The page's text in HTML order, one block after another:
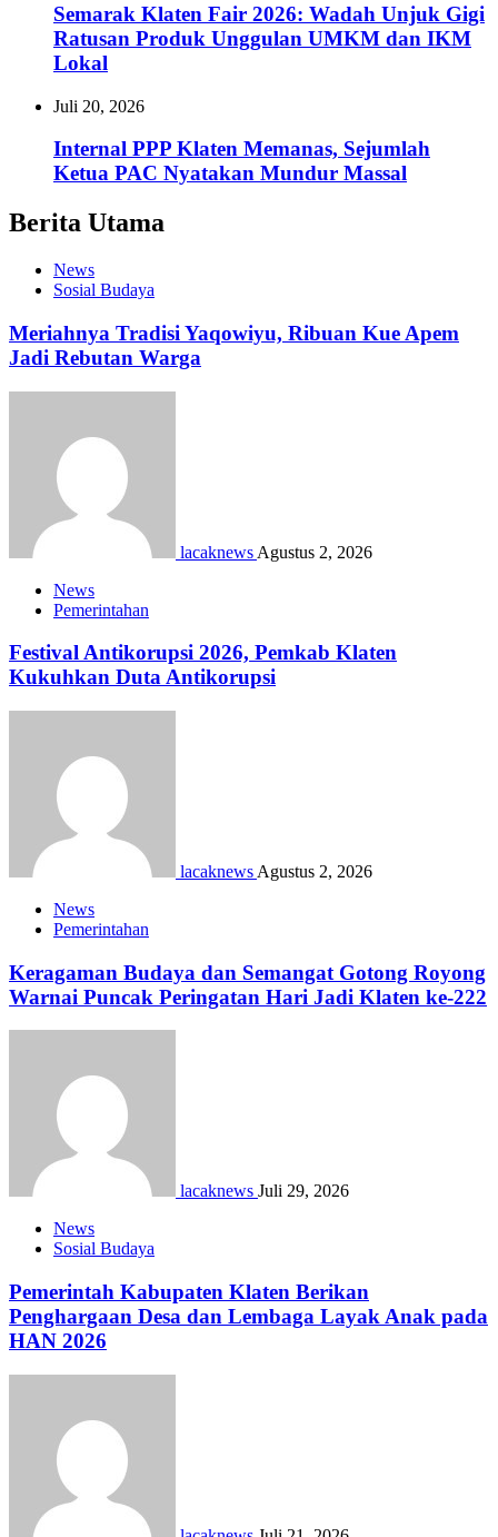
Semarak Klaten Fair 2026: Wadah Unjuk Gigi
Ratusan Produk Unggulan UMKM dan IKM
Lokal
Juli 20, 2026
Internal PPP Klaten Memanas, Sejumlah
Ketua PAC Nyatakan Mundur Massal
Berita Utama
News
Sosial Budaya
Meriahnya Tradisi Yaqowiyu, Ribuan Kue Apem
Jadi Rebutan Warga
lacaknews Agustus 2, 2026
News
Pemerintahan
Festival Antikorupsi 2026, Pemkab Klaten
Kukuhkan Duta Antikorupsi
lacaknews Agustus 2, 2026
News
Pemerintahan
Keragaman Budaya dan Semangat Gotong Royong
Warnai Puncak Peringatan Hari Jadi Klaten ke-222
lacaknews Juli 29, 2026
News
Sosial Budaya
Pemerintah Kabupaten Klaten Berikan
Penghargaan Desa dan Lembaga Layak Anak pada
HAN 2026